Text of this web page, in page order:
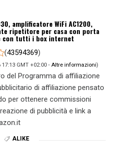
amplificatore WiFi AC1200,
ripetitore per casa con porta
con tutti i box internet
(43594369)
GMT +02:00 - Altre informazioni)
del Programma di affiliazione
di affiliazione pensato
per ottenere commissioni
di pubblicità e link a
ALIKE